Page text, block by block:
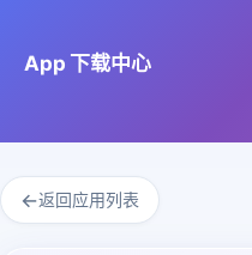
App 下载中心
←返回应用列表